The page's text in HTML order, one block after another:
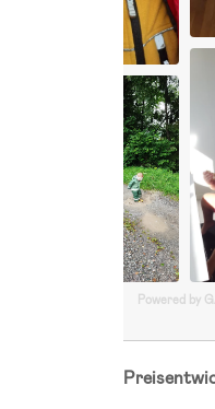
Powered by